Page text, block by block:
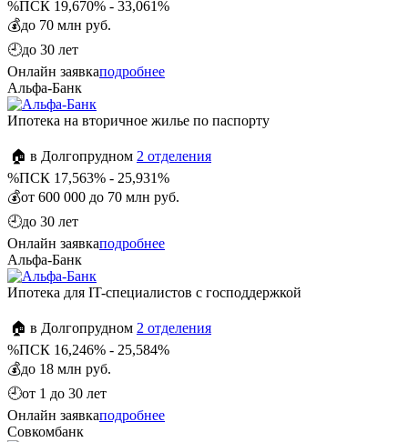
%ПСК 19,670% - 33,061%
💰до 70 млн руб.
🕘до 30 лет
Онлайн заявкаподробнее
Альфа-Банк
Ипотека на вторичное жилье по паспорту
🏠 в Долгопрудном 2 отделения
%ПСК 17,563% - 25,931%
💰от 600 000 до 70 млн руб.
🕘до 30 лет
Онлайн заявкаподробнее
Альфа-Банк
Ипотека для IT-специалистов с господдержкой
🏠 в Долгопрудном 2 отделения
%ПСК 16,246% - 25,584%
💰до 18 млн руб.
🕘от 1 до 30 лет
Онлайн заявкаподробнее
Совкомбанк